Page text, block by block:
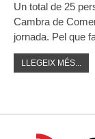
Un total de 25
Cambra de
jornada. Pel que
LLEGEIX MÉS...